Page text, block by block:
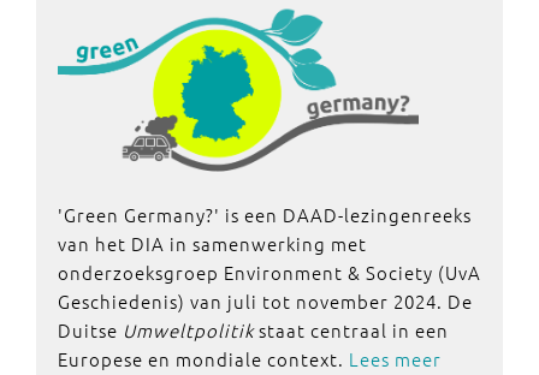
'Green Germany?' is een DAAD-lezingenreeks
van het DIA in samenwerking met
onderzoeksgroep Environment & Society (UvA
Geschiedenis) van juli tot november 2024. De
Duitse Umweltpolitikstaat centraal in een
Europese en mondiale context. Lees meer